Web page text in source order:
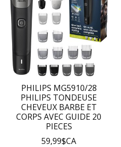
PHILIPS MG5910/28
PHILIPS TONDEUSE
CHEVEUX BARBE ET
CORPS AVEC GUIDE 20
PIECES
59,99$CA